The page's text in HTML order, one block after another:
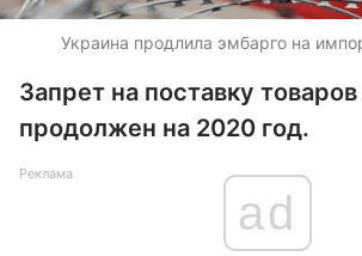
Украина продлила эмбарго на
Запрет на поставку
продолжен на 2020 год.
Реклама
ad